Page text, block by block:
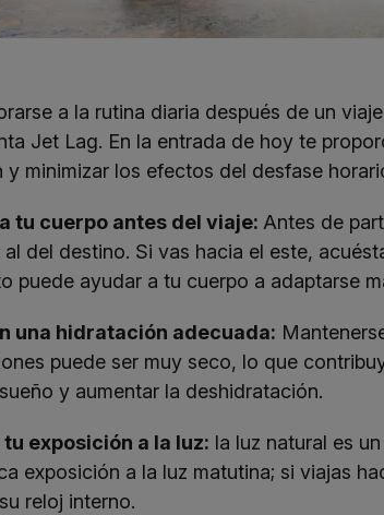
a la rutina diaria después de un
Jet Lag. En la entrada de hoy te
y minimizar los efectos del desfase
tu cuerpo antes del viaje: Antes de
del destino. Si vas hacia el este,
puede ayudar a tu cuerpo a adaptarse
una hidratación adecuada:
puede ser muy seco, lo que
y aumentar la deshidratación.
exposición a la luz: la luz natural es
exposición a la luz matutina; si viajas
reloj interno.